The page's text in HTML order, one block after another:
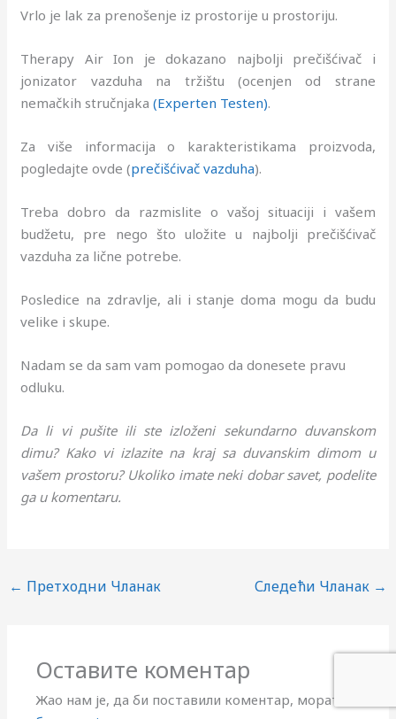
Vrlo je lak za prenošenje iz prostorije u prostoriju.
Therapy Air Ion je dokazano najbolji prečišćivač i
jonizator vazduha na tržištu (ocenjen od strane
nemačkih stručnjaka(Experten Testen).
Za više informacija o karakteristikama proizvoda,
pogledajte ovde (prečišćivač vazduha).
Treba dobro da razmislite o vašoj situaciji i vašem
budžetu, pre nego što uložite u najbolji prečišćivač
vazduha za lične potrebe.
Posledice na zdravlje, ali i stanje doma mogu da budu
velike i skupe.
Nadam se da sam vam pomogao da donesete pravu
odluku.
Da li vi pušite ili ste izloženi sekundarno duvanskom
dimu? Kako vi izlazite na kraj sa duvanskim dimom u
vašem prostoru? Ukoliko imate neki dobar savet, podelite
ga u komentaru.
← Претходни Чланак Следећи Чланак →
Оставите коментар
Жао нам је, да би поставили коментар, морате